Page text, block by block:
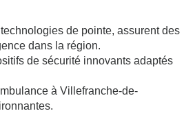
de pointe, assurent des
dans la région.
de sécurité innovants adaptés
à Villefranche-de-